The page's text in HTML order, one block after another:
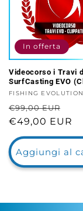
In offerta
Videocorso i Travi
SurfCasting EVO
Fornitore:
FISHING EVOLUTION
Prezzo
di
listino
€99,00 EUR
€49,00 EUR
Aggiungi al